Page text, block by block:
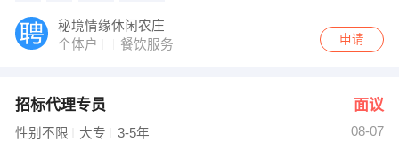
秘境情缘休闲农庄
个体户
餐饮服务 申请
招标代理专员 面议
性别不限 大专 3-5年 08-07